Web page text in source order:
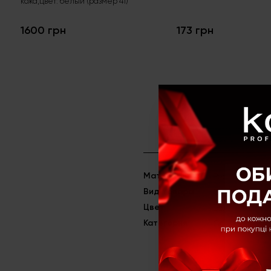
1600 грн 173 грн
Материал Резина
Вид товара Сабо
Цвет
Категория Обувь (Сабо)